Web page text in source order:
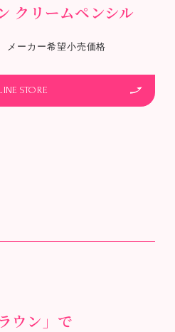
クリームペンシル
メーカー希望小売価格
STORE
ウン」で